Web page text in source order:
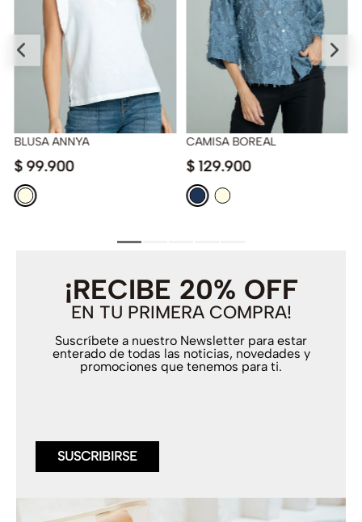
BLUSA ANNYA
$ 99.900
CAMISA BOREAL
$ 129.900
¡RECIBE 20% OFF
EN TU PRIMERA COMPRA!
Suscríbete a nuestro Newsletter para estar
enterado de todas las noticias, novedades y
promociones que tenemos para ti.
SUSCRIBIRSE